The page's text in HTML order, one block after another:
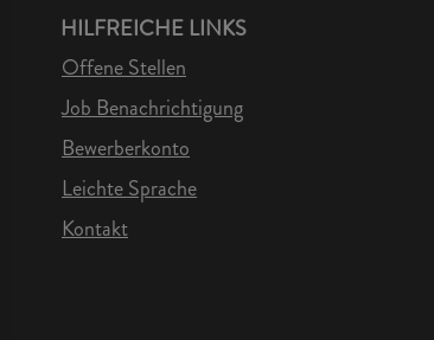
HILFREICHE LINKS
Offene Stellen
Job Benachrichtigung
Bewerberkonto
Leichte Sprache
Kontakt